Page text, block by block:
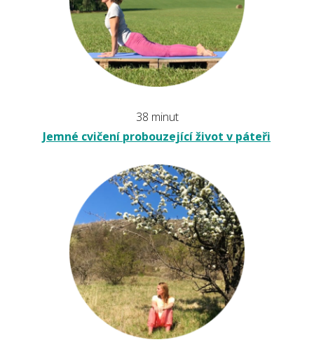
38 minut
Jemné cvičení probouzející život v páteři